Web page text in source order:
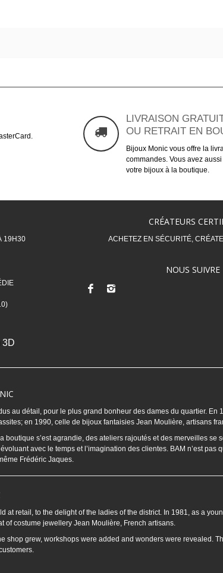
LIVRAISON
OU RETRAIT EN
Bijoux Monic vous offre la
commandes. Vous avez
votre bijoux à la boutique.
19H30
3D
CRÉATEURS
ACHETEZ EN SÉCURITÉ,
NOUS SUIVRE
au détail, pour le plus grand bonheur des dames du quartier. En
en 1990, celle de bijoux fantaisies Jean Moulière, artisans
s’est agrandie, des ateliers rajoutés et des merveilles se
avec le temps et l’imagination des clientes. BAM n’est pas
Frédéric Jaques.
retail, to the delight of the ladies of the district. In 1981, as a
of costume jewellery Jean Moulière, French artisans.
shop grew, workshops were added and wonders were revealed.